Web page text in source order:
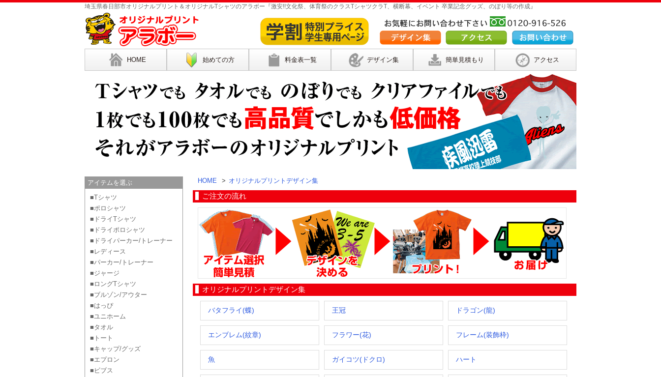
埼玉県春日部市オリジナルプリント＆オリジナルTシャツのアラボー『激安!!文化祭、体育祭のクラスTシャツクラT、横断幕、イベント 卒業記念グッズ、のぼり等の作成』
HOME 始めての方 料金表一覧 デザイン集 簡単見積もり アクセス
アイテムを選ぶ
■Tシャツ
■ポロシャツ
■ドライTシャツ
■ドライポロシャツ
■ドライパーカー/トレーナー
■レディース
■パーカー/トレーナー
■ジャージ
■ロングTシャツ
■ブルゾン/アウター
■はっぴ
■ユニホーム
■タオル
■トート
■キャップ/グッズ
■エプロン
■ビブス
HOME > オリジナルプリントデザイン集
ご注文の流れ
オリジナルプリントデザイン集
バタフライ(蝶) 王冠 ドラゴン(龍)
エンブレム(紋章) フラワー(花) フレーム(装飾枠)
魚 ガイコツ(ドクロ) ハート